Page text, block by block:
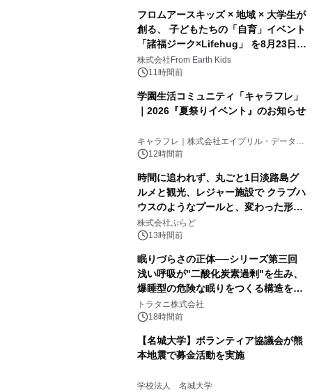
フロムアースキッズ × 地域 × 大学生が
創る、 子どもたちの「自育」イベント
「諸福ジーク×Lifehug」 を8月23日
(日)開催
株式会社From Earth Kids
11時間前
学園生活コミュニティ「キャラフレ」
｜2026『夏祭りイベント』のお知らせ
キャラフレ｜株式会社エイプリル・データ・
デザインズ
12時間前
時間に追われず、丸ごと1日淡路島グ
ルメと観光、レジャー施設で クラブハ
ウスのようなプールと、変わった形の
サウナも 「THE BOXY AWAJI」のお
得な素泊まり連泊プランで
株式会社ぷらど
13時間前
眠りづらさの正体──シリーズ第三回
浅い呼吸が"二酸化炭素過剰"を生み、
爆睡型の危険な眠りをつくる構造を解
説
トラタニ株式会社
18時間前
【名城大学】ボランティア協議会が熊
本地震で募金活動を実施
学校法人 名城大学